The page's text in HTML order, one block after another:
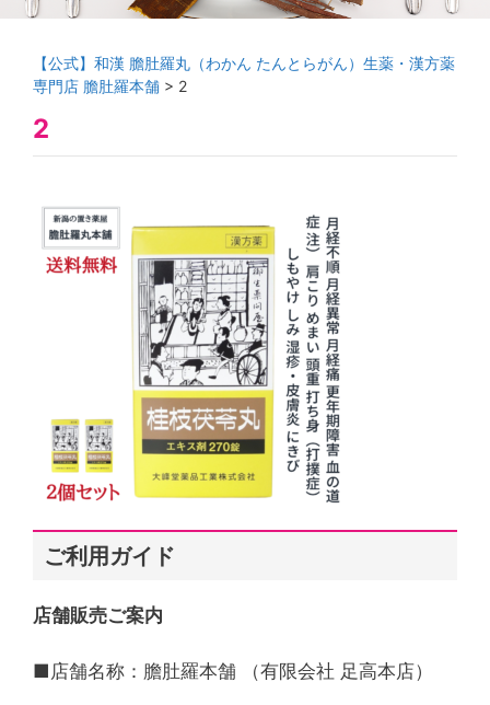
【公式】和漢 膽肚羅丸（わかん たんとらがん）生薬・漢方薬
専門店 膽肚羅本舗 > 2
2
ご利用ガイド
店舗販売ご案内
■店舗名称：膽肚羅本舗 （有限会社 足高本店）